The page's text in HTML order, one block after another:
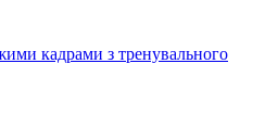
кадрами з тренувального